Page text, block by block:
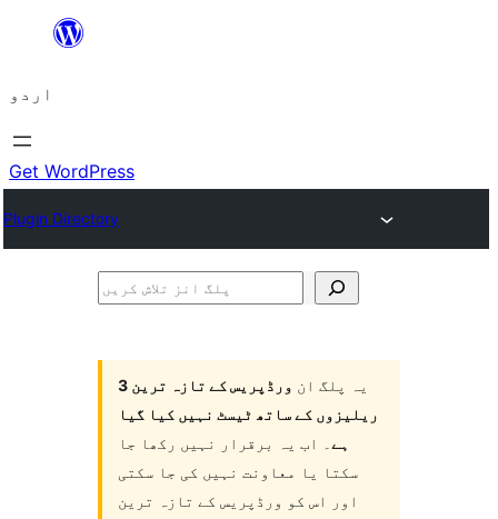
چھوڑیں
پر
جائیں
اردو
Get WordPress
Plugin Directory
پلگ
کریں
یہ پلگ ان
ورڈپریس کے تازہ ترین 3
ریلیزوں کے ساتھ ٹیسٹ نہیں کیا گیا
ہے ۔ اب یہ برقرار نہیں رکھا جا
سکتا یا معاونت نہیں کی جا سکتی
اور اس کو ورڈپریس کے تازہ ترین